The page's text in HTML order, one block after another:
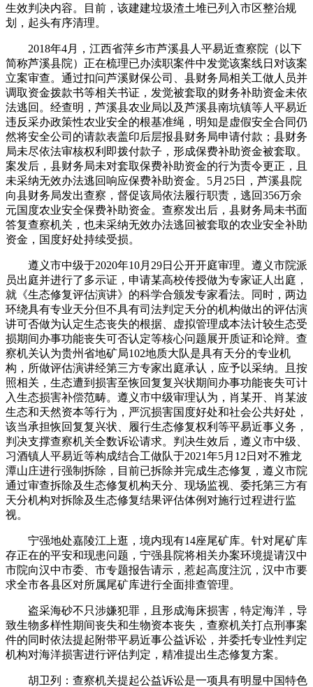
生效判决内容。目前，该建建垃圾渣土堆已列入市区整治规
划，起头有序清理。
2018年4月，江西省萍乡市芦溪县人平易近查察院（以下
简称芦溪县院）正在梳理已办渎职案件中发觉该案线日对该案
立案审查。通过扣问芦溪财保公司、县财务局相关工做人员并
调取资金拨款书等相关书证，发觉被套取的财务补助资金未依
法逃回。经查明，芦溪县农业局以及芦溪县南坑镇等人平易近
违反采办政策性农业安全的根基准绳，明知是虚假安全合同仍
然将安全公司的请款表盖印后层报县财务局申请付款；县财务
局未尽依法审核权利即拨付款子，形成保费补助资金被套取。
案发后，县财务局未对套取保费补助资金的行为责令更正，且
未采纳无效办法逃回响应保费补助资金。5月25日，芦溪县院
向县财务局发出查察，督促该局依法履行职责，逃回356万余
元国度农业安全保费补助资金。查察发出后，县财务局未书面
答复查察机关，也未采纳无效办法逃回被套取的农业安全补助
资金，国度好处持续受损。
遵义市中级于2020年10月29日公开开庭审理。遵义市院派
员出庭并进行了多示证，申请某高校传授做为专家证人出庭，
就《生态修复评估演讲》的科学合颁发专家看法。同时，两边
环绕具有专业天分但不具有司法判定天分的机构做出的评估演
讲可否做为认定生态丧失的根据、虚拟管理成本法计较生态受
损期间办事功能丧失可否认定等核心问题展开质证和论辩。查
察机关认为贵州省地矿局102地质大队是具有天分的专业机
构，所做评估演讲经第三方专家出庭承认，应予以采纳。且按
照相关，生态遭到损害至恢回复复兴状期间办事功能丧失可计
入生态损害补偿范畴。遵义市中级审理认为，肖某开、肖某波
生态和天然资本等行为，严沉损害国度好处和社会公共好处，
该当承担恢回复复兴状、履行生态修复权利等平易近事义务，
判决支撑查察机关全数诉讼请求。判决生效后，遵义市中级、
习酒镇人平易近等构成结合工做队于2021年5月12日对不雅龙
潭山庄进行强制拆除，目前已拆除并完成生态修复，遵义市院
通过审查拆除及生态修复机构天分、现场监视、委托第三方有
天分机构对拆除及生态修复结果评估体例对施行过程进行监
视。
宁强地处嘉陵江上逛，境内现有14座尾矿库。针对尾矿库
存正在的平安和现患问题，宁强县院将相关办案环境提请汉中
市院向汉中市委、市专题报告请示，惹起高度注沉，汉中市要
求全市各县区对所属尾矿库进行全面排查管理。
盗采海砂不只涉嫌犯罪，且形成海床损害，特定海洋，导
致生物多样性期间丧失和生物资本丧失，查察机关打点刑事案
件的同时依法提起附带平易近事公益诉讼，并委托专业性判定
机构对海洋损害进行评估判定，精准提出生态修复方案。
胡卫列：查察机关提起公益诉讼是一项具有明显中国特色